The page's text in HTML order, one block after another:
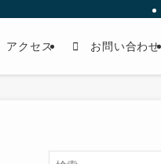
アクセス お問い合わせ